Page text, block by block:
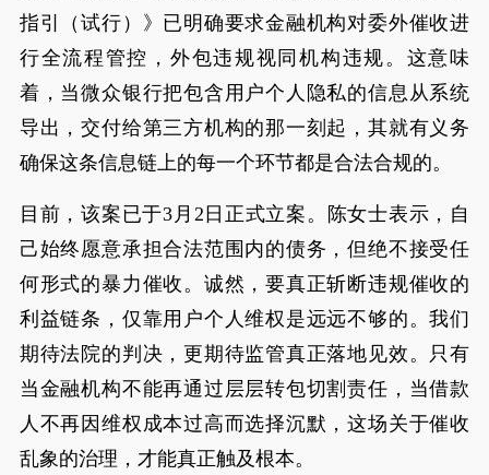
指引（试行）》已明确要求金融机构对委外催收进
行全流程管控，外包违规视同机构违规。这意味
着，当微众银行把包含用户个人隐私的信息从系统
导出，交付给第三方机构的那一刻起，其就有义务
确保这条信息链上的每一个环节都是合法合规的。
目前，该案已于3月2日正式立案。陈女士表示，自
己始终愿意承担合法范围内的债务，但绝不接受任
何形式的暴力催收。诚然，要真正斩断违规催收的
利益链条，仅靠用户个人维权是远远不够的。我们
期待法院的判决，更期待监管真正落地见效。只有
当金融机构不能再通过层层转包切割责任，当借款
人不再因维权成本过高而选择沉默，这场关于催收
乱象的治理，才能真正触及根本。